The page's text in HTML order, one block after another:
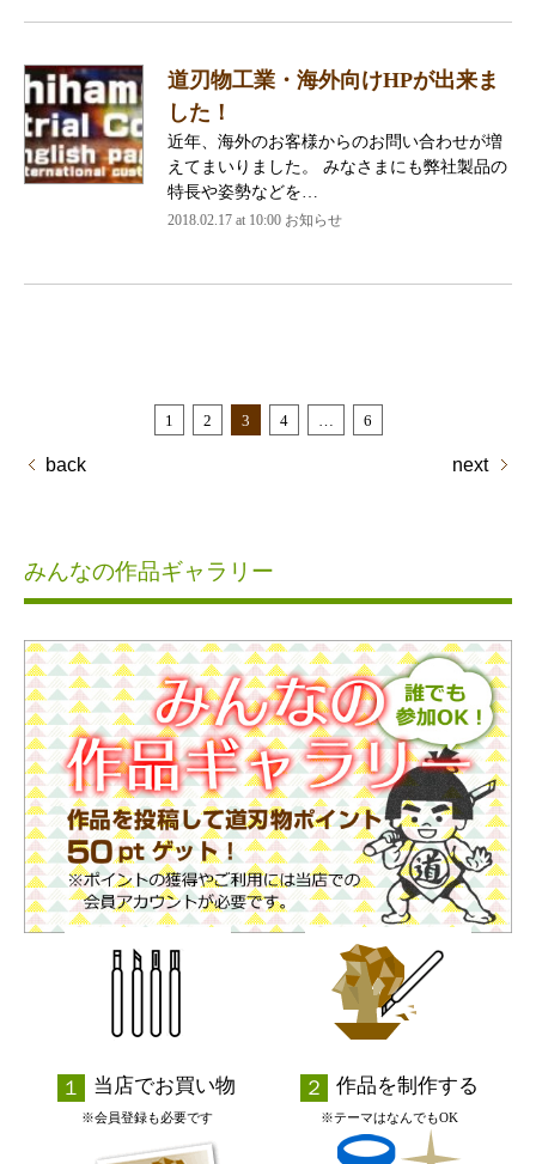
道刃物工業・海外向けHPが出来ま
した！
近年、海外のお客様からのお問い合わせが増
えてまいりました。 みなさまにも弊社製品の
特長や姿勢などを…
2018.02.17 at 10:00 お知らせ
back
1 2 3 4 6
next
みんなの作品ギャラリー
当店でお買い物
※会員登録も必要です
作品を制作する
※テーマはなんでもOK